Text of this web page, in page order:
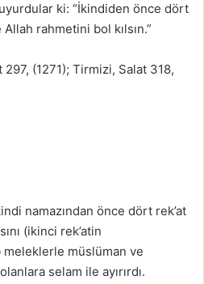
ki: “İkindiden önce dört
rahmetini bol kılsın.”
297, (1271); Tirmizi, Salat 318,
namazından önce dört rek’at
(ikinci rek’atin
müslüman ve
selam ile ayırırdı.